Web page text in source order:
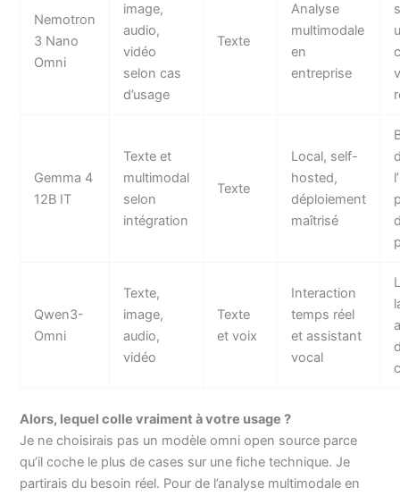
Nemotron
3 Nano
Omni
image,
audio,
vidéo
selon cas
d’usage
Texte
Analyse
multimodale
en
entreprise
Gemma 4
12B IT
Texte et
multimodal
selon
intégration
Texte
Local, self-
hosted,
déploiement
maîtrisé
Qwen3-
Omni
Texte,
image,
audio,
vidéo
Texte
et voix
Interaction
temps réel
et assistant
vocal
Alors, lequel colle vraiment à votre usage ?
Je ne choisirais pas un modèle omni open source parce
qu’il coche le plus de cases sur une fiche technique. Je
partirais du besoin réel. Pour de l’analyse multimodale en